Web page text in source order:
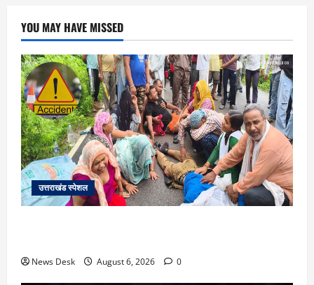
YOU MAY HAVE MISSED
उत्तराखंड स्पेशल
News Desk August 6, 2026 0